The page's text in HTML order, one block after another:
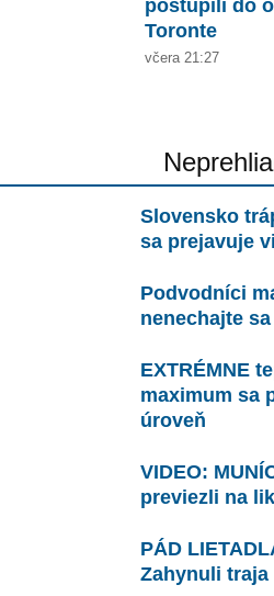
postúpili do
Toronte
včera 21:27
Slovensko
sa prejavuje
Podvodníci
nenechajte
EXTRÉMNE
maximum sa
úroveň
VIDEO:
previezli na
PÁD
Zahynuli